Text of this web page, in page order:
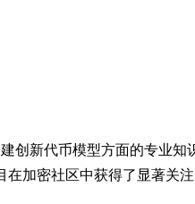
创新代币模型方面的专业知
加密社区中获得了显著关注